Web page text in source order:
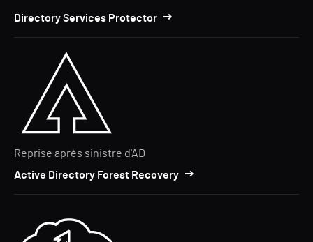
Directory Services Protector
Reprise après sinistre d'AD
Active Directory Forest Recovery